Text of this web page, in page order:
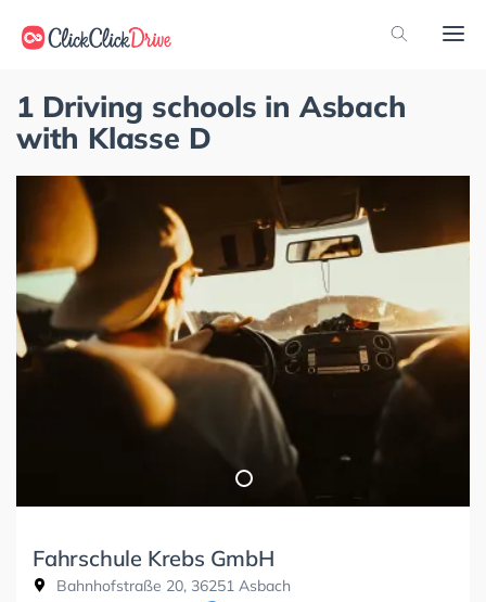
1 Driving schools in Asbach
with Klasse D
Fahrschule Krebs GmbH
Bahnhofstraße 20, 36251 Asbach